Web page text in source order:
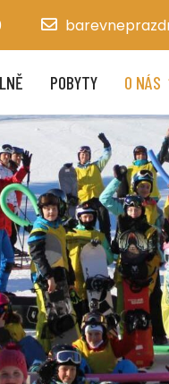
POBYTY O NÁS